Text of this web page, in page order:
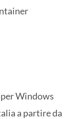
Windows
a partire da